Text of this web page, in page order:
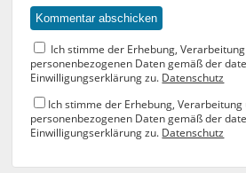
Ich stimme der Erhebung,
personenbezogenen Daten gemäß der
Einwilligungserklärung zu. Datenschutz
Ich stimme der Erhebung,
personenbezogenen Daten gemäß der
Einwilligungserklärung zu. Datenschutz